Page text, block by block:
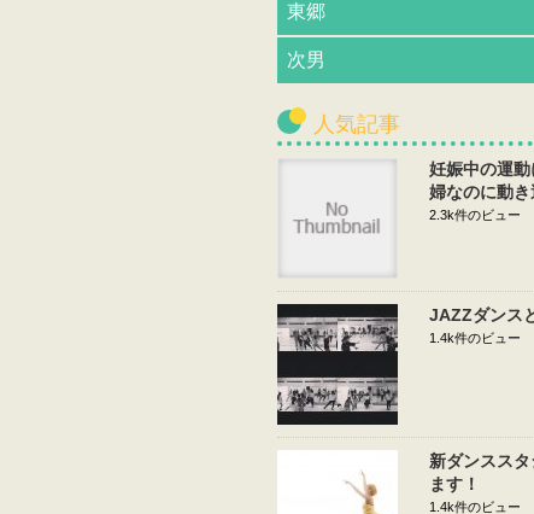
東郷
次男
人気記事
妊娠中の運
婦なのに動き
2.3k件のビュー
JAZZダンス
1.4k件のビュー
新ダンスス
ます！
1.4k件のビュー